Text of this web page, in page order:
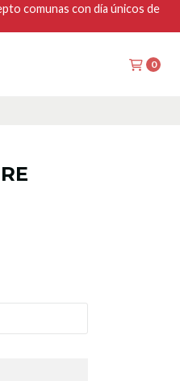
0
comunas con día únicos de